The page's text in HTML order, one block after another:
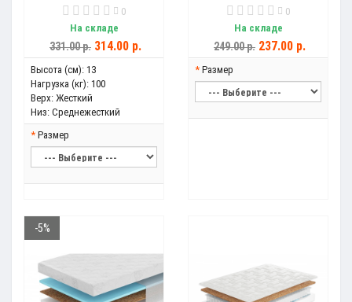
0
На складе
331.00 р. 314.00 р.
Высота (см): 13
Нагрузка (кг): 100
Верх: Жесткий
Низ: Среднежесткий
Размер
0
На складе
249.00 р. 237.00 р.
Размер
-5%